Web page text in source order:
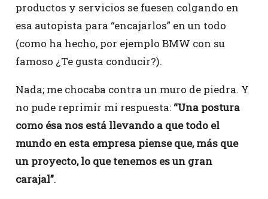
productos y servicios se fuesen colgando en
esa autopista para “encajarlos” en un todo
(como ha hecho, por ejemplo BMW con su
famoso ¿Te gusta conducir?).
Nada; me chocaba contra un muro de piedra. Y
no pude reprimir mi respuesta: “Una postura
como ésa nos está llevando a que todo el
mundo en esta empresa piense que, más que
un proyecto, lo que tenemos es un gran
carajal”.